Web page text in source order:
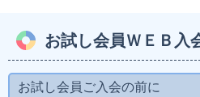
イベント申込みフォーム
お試し会員ＷＥＢ入
お試し会員ご入会の前に